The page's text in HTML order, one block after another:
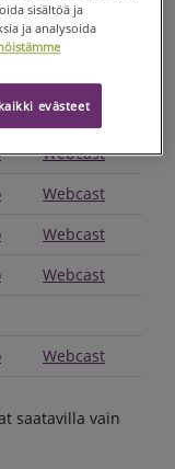
fuusioiduttua
raportoi nimellä
* Webcast*
Webcast
Webcast
Webcast
Webcast
saatavilla vain
sisältöä ja
ja analysoida
evästeet